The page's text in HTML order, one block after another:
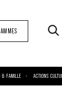
& FAMILLE ACTIONS